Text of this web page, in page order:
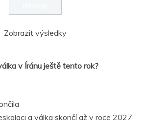
Zobrazit výsledky
v Íránu ještě tento rok?
a válka skončí až v roce 2027